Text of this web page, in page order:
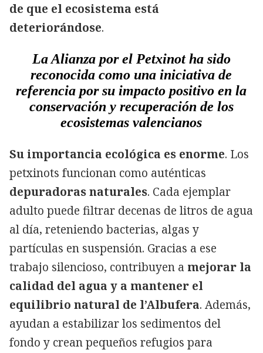
de que el ecosistema está
deteriorándose.
La Alianza por el Petxinot ha sido
reconocida como una iniciativa de
referencia por su impacto positivo en la
conservación y recuperación de los
ecosistemas valencianos
Su importancia ecológica es enorme. Los
petxinots funcionan como auténticas
depuradoras naturales. Cada ejemplar
adulto puede filtrar decenas de litros de agua
al día, reteniendo bacterias, algas y
partículas en suspensión. Gracias a ese
trabajo silencioso, contribuyen a mejorar la
calidad del agua y a mantener el
equilibrio natural de l’Albufera. Además,
ayudan a estabilizar los sedimentos del
fondo y crean pequeños refugios para